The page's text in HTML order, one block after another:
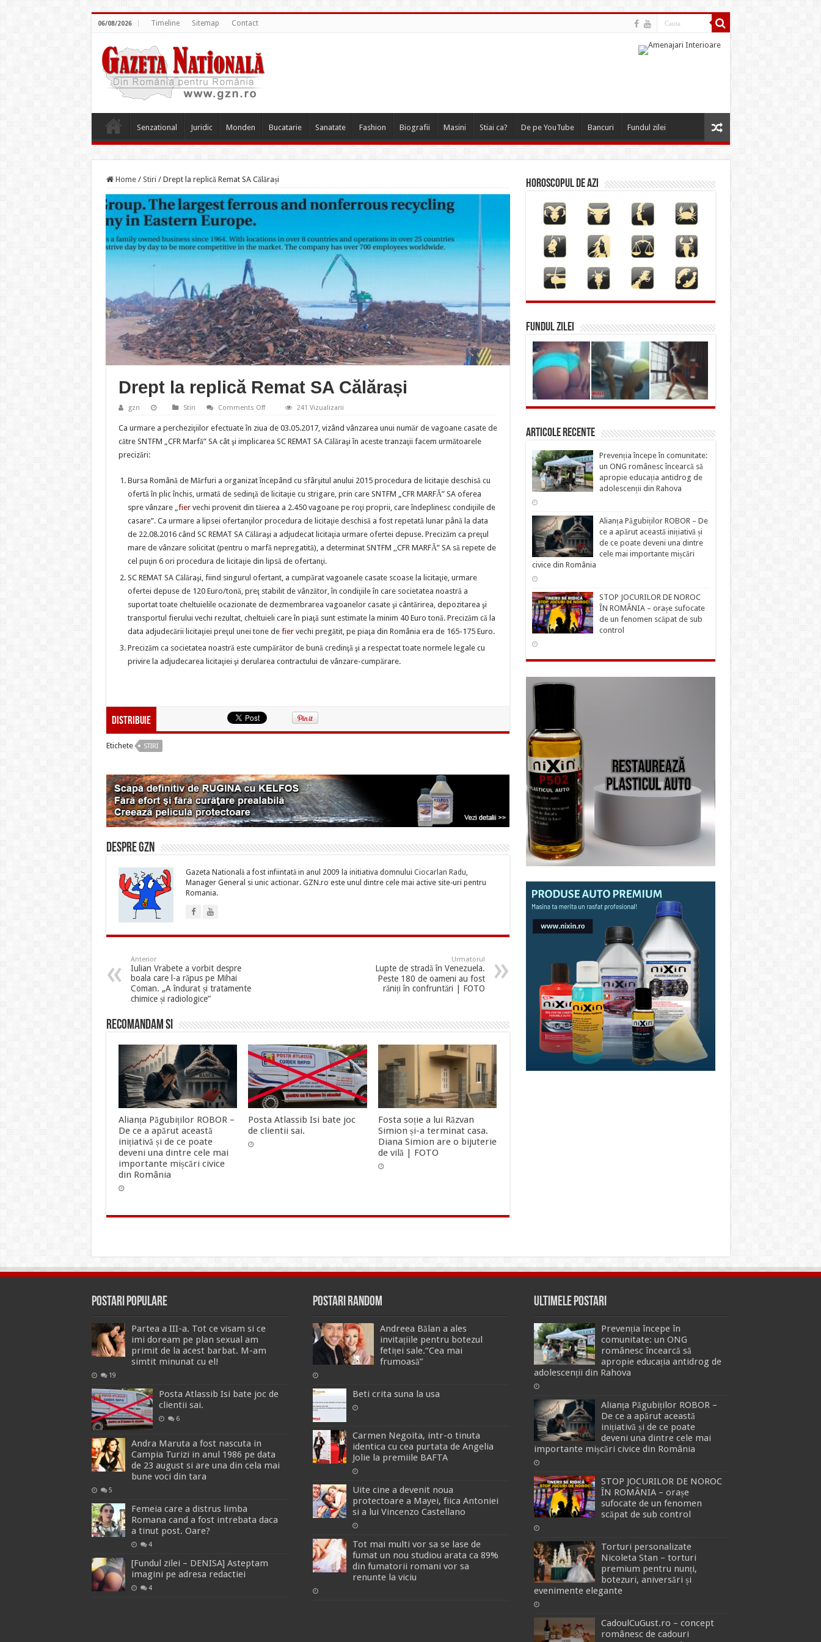
06/08/2026 Timeline Sitemap Contact
Senzational Juridic Monden Bucatarie Sanatate Fashion Biografii Masini Stiai ca? De pe YouTube Bancuri Fundul zilei
Home / Stiri / Drept la replică Remat SA Călărași
Drept la replică Remat SA Călărași
gzn Stiri Comments Offon
replică
Remat
SA
241 Vizualizarii
Ca urmare a percheziţiilor efectuate în ziua de 03.05.2017, vizând vânzarea unui număr de vagoane casate de
către SNTFM „CFR Marfă” SA cât şi implicarea SC REMAT SA Călăraşi în aceste tranzaţii facem următoarele
precizări:
Bursa Română de Mărfuri a organizat începând cu sfârşitul anului 2015 procedura de licitaţie deschisă cu
ofertă în plic închis, urmată de sedinţă de licitaţie cu strigare, prin care SNTFM „CFR MARFĂ” SA oferea
spre vânzare „ fiervechi provenit din tăierea a 2.450 vagoane pe roţi proprii, care îndeplinesc condiţiile de
casare”. Ca urmare a lipsei ofertanţilor procedura de licitaţie deschisă a fost repetată lunar până la data
de 22.08.2016 când SC REMAT SA Călăraşi a adjudecat licitaţia urmare ofertei depuse. Precizăm ca preţul
mare de vânzare solicitat (pentru o marfă nepregatită), a determinat SNTFM ,,CFR MARFĂ” SA să repete de
cel puţin 6 ori procedura de licitaţie din lipsă de ofertanţi.
SC REMAT SA Călăraşi, fiind singurul ofertant, a cumpărat vagoanele casate scoase la licitaţie, urmare
ofertei depuse de 120 Euro/tonă, preţ stabilit de vânzător, în condiţiile în care societatea noastră a
suportat toate cheltuielile ocazionate de dezmembrarea vagoanelor casate şi cântărirea, depozitarea şi
transportul fierului vechi rezultat, cheltuieli care în piaţă sunt estimate la minim 40 Euro tonă. Precizăm că la
data adjudecării licitaţiei preţul unei tone de fiervechi pregătit, pe piaţa din România era de 165-175 Euro.
Precizăm ca societatea noastră este cumpărător de bună credinţă şi a respectat toate normele legale cu
privire la adjudecarea licitaţiei şi derularea contractului de vânzare-cumpărare.
Distribuie
Etichete STIRI
Despre gzn
Gazeta Natională a fost infiintată in anul 2009 la initiativa domnului Ciocarlan Radu,
Manager General si unic actionar. GZN.ro este unul dintre cele mai active site-uri pentru
Romania.
Anterior
Iulian Vrabete a vorbit despre
boala care l-a răpus pe Mihai
Coman. „A îndurat și tratamente
chimice și radiologice”
Urmatorul
Lupte de stradă în Venezuela.
Peste 180 de oameni au fost
răniți în confruntări | FOTO
Recomandam si
Alianța Păgubiților ROBOR –
De ce a apărut această
inițiativă și de ce poate
deveni una dintre cele mai
importante mișcări civice
din România
Posta Atlassib Isi bate joc
de clientii sai.
Fosta soție a lui Răzvan
Simion și-a terminat casa.
Diana Simion are o bijuterie
de vilă | FOTO
Horoscopul de azi
FUNDUL ZILEI
Articole recente
Prevenția începe în comunitate:
un ONG românesc încearcă să
apropie educația antidrog de
adolescenții din Rahova
Alianța Păgubiților ROBOR – De
ce a apărut această inițiativă și
de ce poate deveni una dintre
cele mai importante mișcări
civice din România
STOP JOCURILOR DE NOROC
ÎN ROMÂNIA – orașe sufocate
de un fenomen scăpat de sub
control
Postari Populare
Partea a III-a. Tot ce visam si ce
imi doream pe plan sexual am
primit de la acest barbat. M-am
simtit minunat cu el!
19
Posta Atlassib Isi bate joc de
clientii sai.
6
Andra Maruta a fost nascuta in
Campia Turizi in anul 1986 pe data
de 23 august si are una din cela mai
bune voci din tara
5
Femeia care a distrus limba
Romana cand a fost intrebata daca
a tinut post. Oare?
4
[Fundul zilei – DENISA] Asteptam
imagini pe adresa redactiei
4
Postari Random
Andreea Bălan a ales
invitațiile pentru botezul
fetiței sale.“Cea mai
frumoasă”
Beti crita suna la usa
Carmen Negoita, intr-o tinuta
identica cu cea purtata de Angelia
Jolie la premiile BAFTA
Uite cine a devenit noua
protectoare a Mayei, fiica Antoniei
si a lui Vincenzo Castellano
Tot mai multi vor sa se lase de
fumat un nou studiou arata ca 89%
din fumatorii romani vor sa
renunte la viciu
Ultimele Postari
Prevenția începe în
comunitate: un ONG
românesc încearcă să
apropie educația antidrog de
adolescenții din Rahova
Alianța Păgubiților ROBOR –
De ce a apărut această
inițiativă și de ce poate
deveni una dintre cele mai
importante mișcări civice din România
STOP JOCURILOR DE NOROC
ÎN ROMÂNIA – orașe
sufocate de un fenomen
scăpat de sub control
Torturi personalizate
Nicoleta Stan – torturi
premium pentru nunți,
botezuri, aniversări și
evenimente elegante
CadoulCuGust.ro – concept
românesc de cadouri